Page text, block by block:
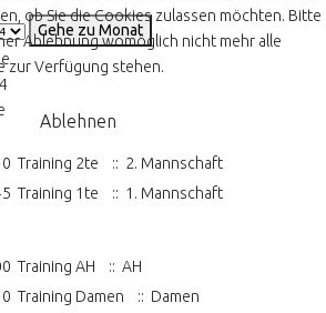
Gehe zu Monat
Training 2te
:: 2. Mannschaft
Training 1te :: 1. Mannschaft
Training AH
:: AH
Training Damen :: Damen
ob Sie die Cookies zulassen möchten. Bitte
Ablehnung womöglich nicht mehr alle
zur Verfügung stehen.
Ablehnen